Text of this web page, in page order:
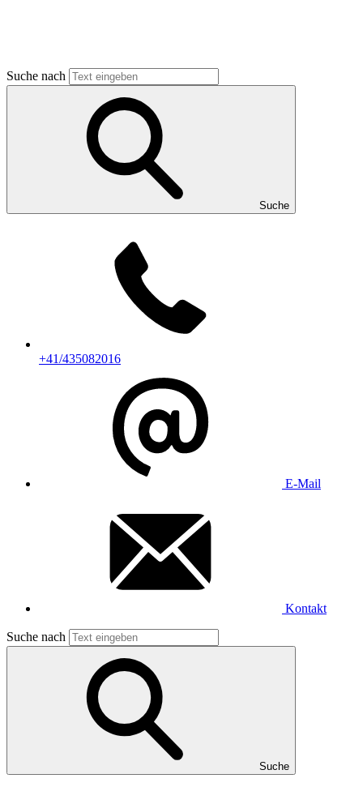
Suche nach
Suche
+41/435082016
E-Mail
Kontakt
Suche nach
Suche